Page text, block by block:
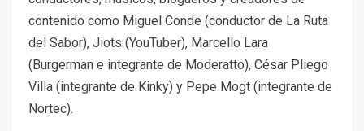
contenido como Miguel Conde (conductor de La Ruta
del Sabor), Jiots (YouTuber), Marcello Lara
(Burgerman e integrante de Moderatto), César Pliego
Villa (integrante de Kinky) y Pepe Mogt (integrante de
Nortec).